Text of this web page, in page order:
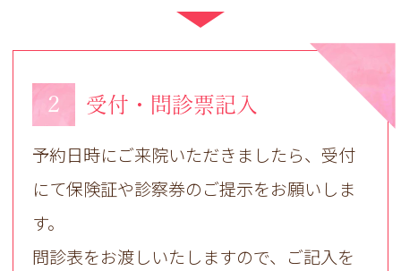
2 受付・問診票記入
予約日時にご来院いただきましたら、受付
にて保険証や診察券のご提示をお願いしま
す。
問診表をお渡しいたしますので、ご記入を